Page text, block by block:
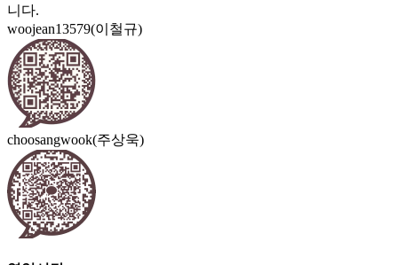
니다.
woojean13579(이철규)
choosangwook(주상욱)